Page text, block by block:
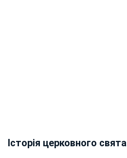
Історія церковного свята